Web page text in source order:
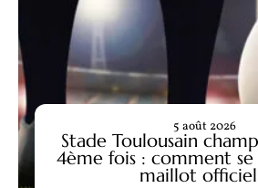
Stade Toulousain
4ème fois : comment
maillot officiel
5 août 2026